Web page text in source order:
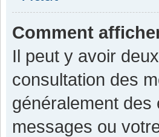
Comment
Il peut y avoir
consultation des
généralement
messages ou